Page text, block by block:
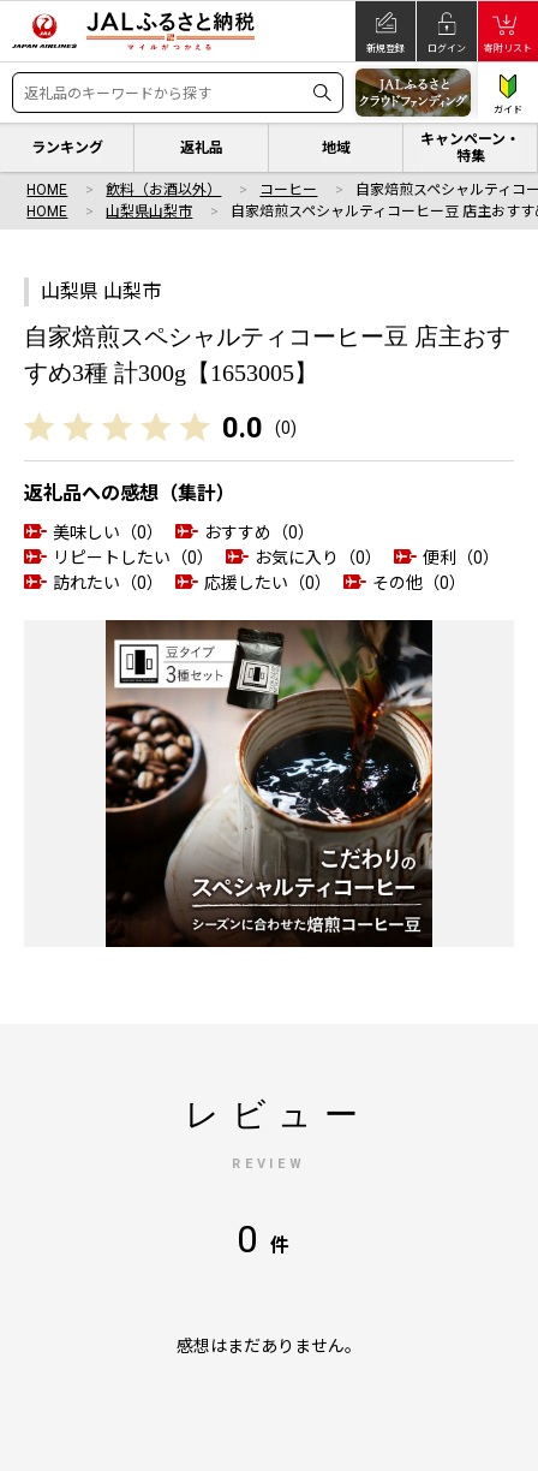
新規登録 ログイン 寄附リスト
ガイド
ランキング 返礼品 地域
キャンペーン・
特集
HOME 飲料（お酒以外） コーヒー
自家焙煎スペシャルティコ
HOME
山梨県山梨市 自家焙煎スペシャルティコーヒー豆 店主おす
山梨県 山梨市
自家焙煎スペシャルティコーヒー豆 店主おす
すめ3種 計300g【1653005】
0.0 (0)
返礼品への感想（集計）
美味しい（0）
おすすめ（0）
リピートしたい（0）
お気に入り（0）
便利（0）
訪れたい（0）
応援したい（0） その他（0）
レビュー
REVIEW
0 件
感想はまだありません。